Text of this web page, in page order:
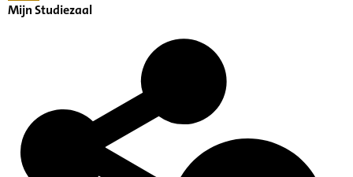
Mijn Studiezaal